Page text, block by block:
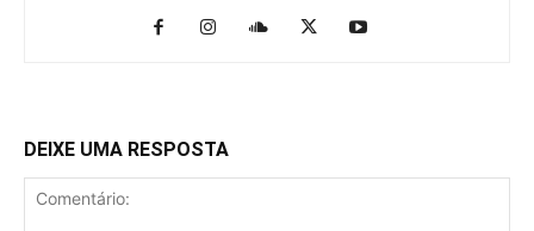
DEIXE UMA RESPOSTA